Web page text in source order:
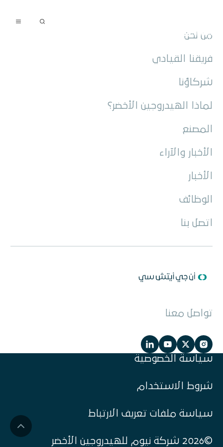
من نحن
فريقنا القيادي
شركاؤنا
لماذا الهيدروجين الأخضر؟
المصنع
الأخبار والآراء
الأخبار
الوظائف
اتصل بنا
تواصل معنا
سياسة الخصوصية
شروط الاستخدام
سياسة ملفات تعريف الارتباط
©2026 شركة نيوم للهيدروجين الأخضر